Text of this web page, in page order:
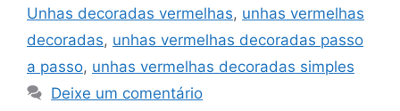
Unhas decoradas vermelhas, unhas vermelhas
decoradas, unhas vermelhas decoradas passo
a passo, unhas vermelhas decoradas simples
Deixe um comentário